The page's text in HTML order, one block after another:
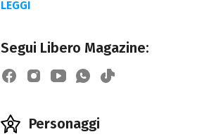
LEGGI
Segui Libero Magazine:
Personaggi